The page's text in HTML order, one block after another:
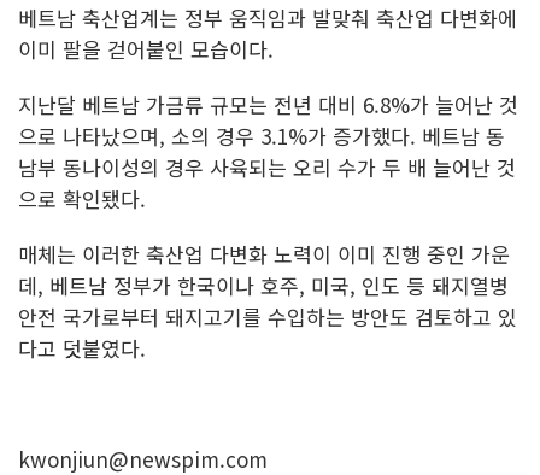
베트남 축산업계는 정부 움직임과 발맞춰 축산업 다변화에
이미 팔을 걷어붙인 모습이다.
지난달 베트남 가금류 규모는 전년 대비 6.8%가 늘어난 것
으로 나타났으며, 소의 경우 3.1%가 증가했다. 베트남 동
남부 동나이성의 경우 사육되는 오리 수가 두 배 늘어난 것
으로 확인됐다.
매체는 이러한 축산업 다변화 노력이 이미 진행 중인 가운
데, 베트남 정부가 한국이나 호주, 미국, 인도 등 돼지열병
안전 국가로부터 돼지고기를 수입하는 방안도 검토하고 있
다고 덧붙였다.
kwonjiun@newspim.com